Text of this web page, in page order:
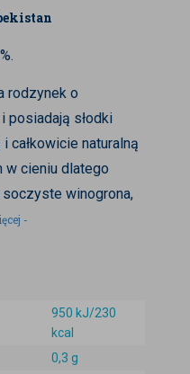
rodzynek o
posiadają słodki
całkowicie naturalną
w cieniu dlatego
winogrona,
przed suszeniem.
rodzynki są
potasu, boru, fosforu,
-
950 kJ/230
kcal
0,3 g